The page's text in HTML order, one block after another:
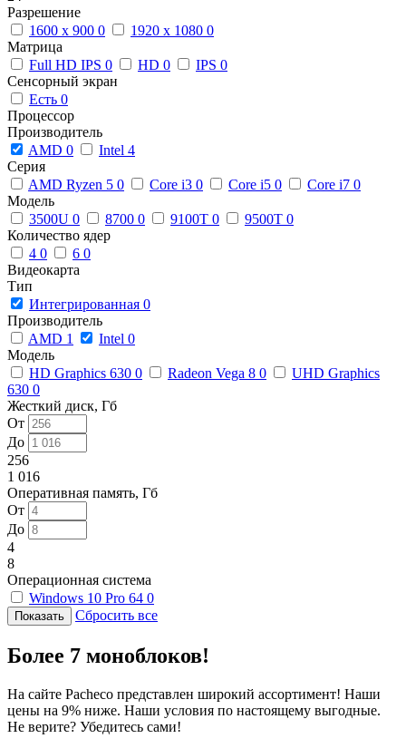
Разрешение
1600 x 900 0 1920 x 1080 0
Матрица
Full HD IPS 0 HD 0 IPS 0
Сенсорный экран
Есть 0
Процессор
Производитель
AMD 0 Intel 4
Серия
AMD Ryzen 5 0 Core i3 0 Core i5 0 Core i7 0
Модель
3500U 0 8700 0 9100T 0 9500T 0
Количество ядер
4 0 6 0
Видеокарта
Тип
Интегрированная 0
Производитель
AMD 1 Intel 0
Модель
HD Graphics 630 0 Radeon Vega 8 0
UHD Graphics
630 0
Жесткий диск, Гб
От
До
256
1 016
Оперативная память, Гб
От
До
4
8
Операционная система
Windows 10 Pro 64 0
Сбросить все
Более 7 моноблоков!
На сайте Pacheco представлен широкий ассортимент! Наши
цены на 9% ниже. Наши условия по настоящему выгодные.
Не верите? Убедитесь сами!